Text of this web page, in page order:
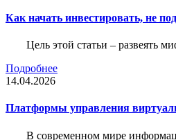
Как начать инвестировать, не
Цель этой статьи – развеять
Подробнее
14.04.2026
Платформы управления
В современном мире